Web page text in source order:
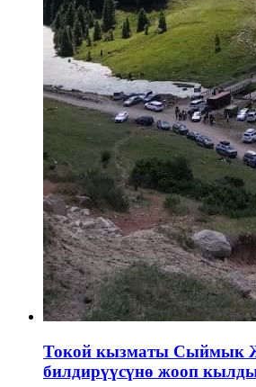
Токой кызматы Сыймык
билдирүүсүнө жооп